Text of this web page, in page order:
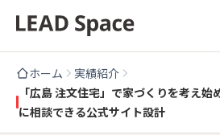
ホーム
実績紹介
「広島 注文住宅」で家づくりを考え始
に相談できる公式サイト設計